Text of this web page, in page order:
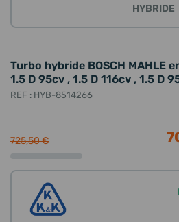
HYBRIDE
Turbo hybride BOSCH MAHLE
1.5 D 95cv , 1.5 D 116cv , 1.5 D
REF : HYB-8514266
725,50 €